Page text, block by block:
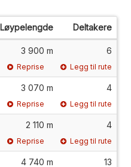
Løypelengde Deltakere
3 900 m 6
Reprise Legg til rute
3 070 m 4
Reprise Legg til rute
2 110 m 4
Reprise Legg til rute
4 740 m 13